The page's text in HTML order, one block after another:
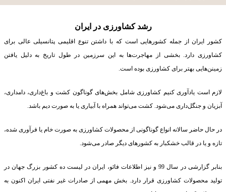
رشد کشاورزی در ایران
کشور ایران از جمله کشورهایی است که با داشتن تنوع اقلیمی پتانسیلی عالی برای
کشاورزی دارد. بخشی از مهاجرت‌ها به این سرزمین در طول تاریخ به دلیل یافتن
زمینن‌هایی بهتر برای کشاورزی بوده است.
لازم است یادآوری کنیم کشاورزی شامل بخش‌های گوناگون کشت و باغ‌‌داری، دامداری،
آبزیان و جنگل‌داری می‌شود. کشت می‌تواند همراه با آبیاری یا به صورت دیم باشد.
در حال حاضر سالانه انواع گوناگونی از محصولات کشاورزی به صورت خام یا فرآوری شده،
تازه و یا در قالب خشکبار به کشورهای دیگر صادر می‌شود.
بنابر گزارشی در سال 99 و نیز اطلاعات فائو، ایران در لیست ده کشور بزرگ جهان در
تولید محصولات کشاورزی قرار دارد. بخش مهمی از صادرات غیر نفتی ایران اکنون به